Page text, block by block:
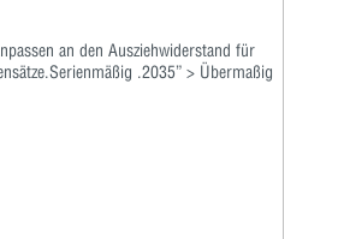
an den Ausziehwiderstand für
.2035” > Übermaßig